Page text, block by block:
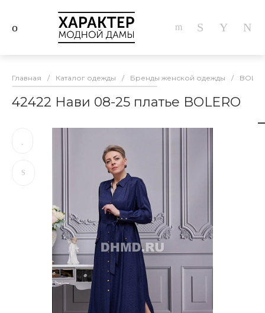
Главная / Каталог одежды / Бренды женской одежды /
42422 Нави 08-25 платье BOLERO